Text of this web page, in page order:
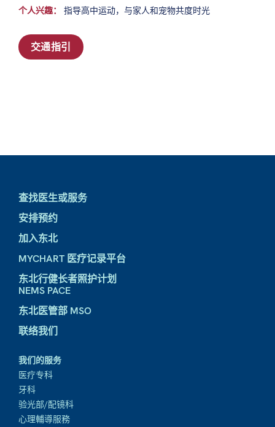
个人兴趣：
指导高中运动，与家人和宠物共度时光
交通指引
查找医生或服务
安排预约
加入东北
MYCHART 医疗记录平台
东北行健长者照护计划
NEMS PACE
东北医管部 MSO
联络我们
我们的服务
医疗专科
牙科
验光部/配镜科
心理輔導服務